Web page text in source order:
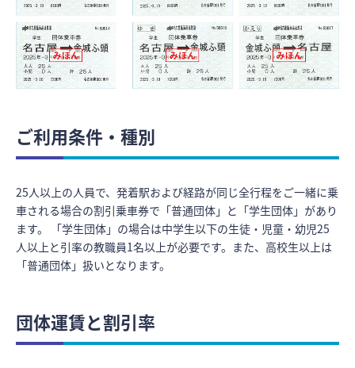
ご利用条件・種別
25人以上の人員で、発着駅および経路が同じ全行程をご一緒に乗
車される場合の割引乗車券で「普通団体」と「学生団体」があり
ます。 「学生団体」の場合は中学生以下の生徒・児童・幼児25
人以上と引率の教職員1名以上が必要です。また、高校生以上は
「普通団体」扱いとなります。
団体運賃と割引率